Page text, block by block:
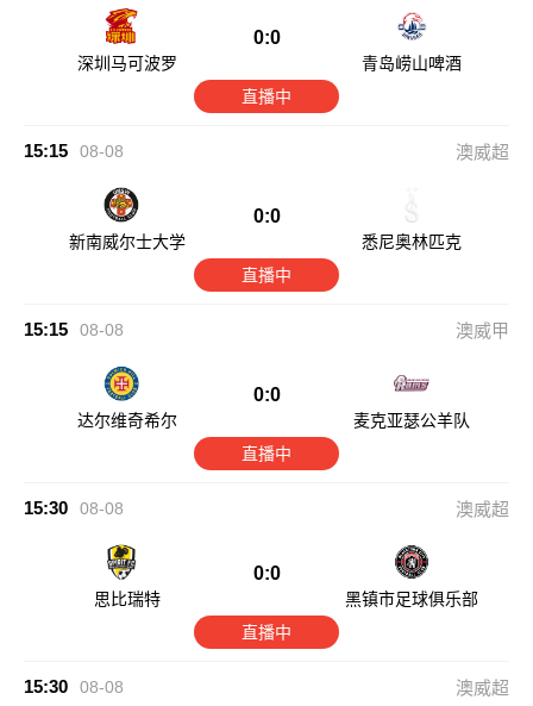
深圳马可波罗
0:0
青岛崂山啤酒
直播中
15:15 08-08 澳威超
新南威尔士大学
0:0
悉尼奥林匹克
直播中
15:15 08-08 澳威甲
达尔维奇希尔
0:0
麦克亚瑟公羊队
直播中
15:30 08-08 澳威超
思比瑞特
0:0
黑镇市足球俱乐部
直播中
15:30 08-08 澳威超